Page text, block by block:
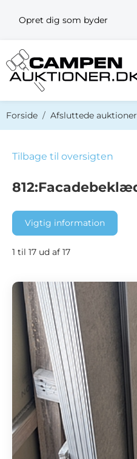
Opret dig som byder
Forside Afsluttede auktioner
Tilbage til oversigten
Vigtig information
1 til 17 ud af 17